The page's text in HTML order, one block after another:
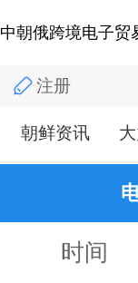
中朝俄跨境电子贸
注册
朝鲜资讯
时间